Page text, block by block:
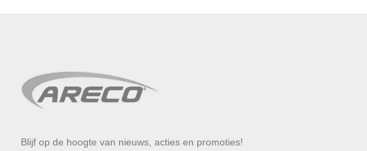
Blijf op de hoogte van nieuws, acties en promoties!